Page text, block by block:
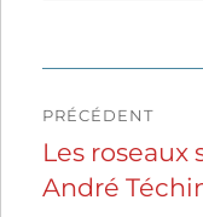
de
l’article
PRÉCÉDENT
Publication
précédente :
Les roseaux
André